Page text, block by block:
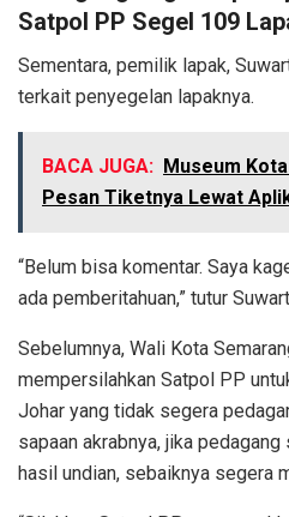
Satpol PP Segel 109
Sementara, pemilik lapak,
terkait penyegelan lapaknya.
BACA JUGA: Museum
Pesan Tiketnya Lewat
“Belum bisa komentar. Saya
ada pemberitahuan,” tutur
Sebelumnya, Wali Kota
mempersilahkan Satpol PP
Johar yang tidak segera
sapaan akrabnya, jika
hasil undian, sebaiknya segera